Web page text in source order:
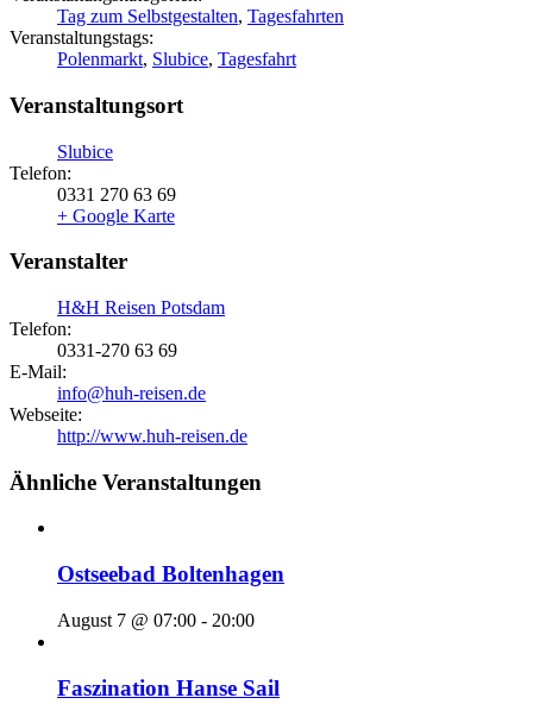
Tag zum Selbstgestalten, Tagesfahrten
Veranstaltungstags:
Polenmarkt, Slubice, Tagesfahrt
Veranstaltungsort
Slubice
Telefon:
0331 270 63 69
+ Google Karte
Veranstalter
H&H Reisen Potsdam
Telefon:
0331-270 63 69
E-Mail:
info@huh-reisen.de
Webseite:
http://www.huh-reisen.de
Ähnliche Veranstaltungen
Ostseebad Boltenhagen
August 7 @ 07:00 - 20:00
Faszination Hanse Sail